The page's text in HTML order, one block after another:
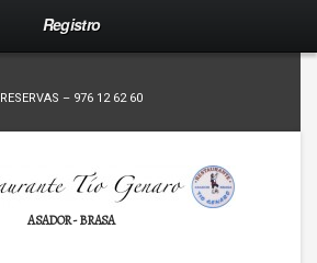
Registro
RESERVAS – 976 12 62 60
ASADOR - BRASA